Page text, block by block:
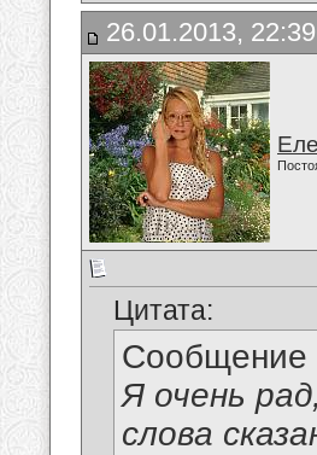
26.01.2013, 22:39
Цитата:
Сообщение
Я очень
слова